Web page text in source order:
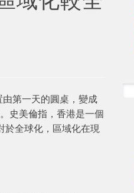
第一天的圓桌，變成
史美倫指，香港是一個
於全球化，區域化在現